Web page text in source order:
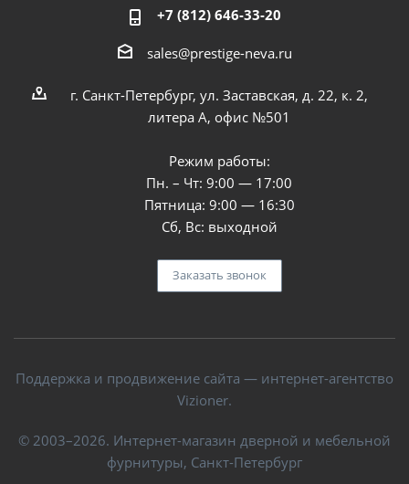
+7 (812) 646-33-20
sales@prestige-neva.ru
г. Санкт-Петербург, ул. Заставская, д. 22, к. 2,
литера А, офис №501
Режим работы:
Пн. – Чт: 9:00 — 17:00
Пятница: 9:00 — 16:30
Сб, Вс: выходной
Заказать звонок
Поддержка и продвижение сайта — интернет-агентство
Vizioner.
© 2003–2026. Интернет-магазин дверной и мебельной
фурнитуры, Санкт-Петербург